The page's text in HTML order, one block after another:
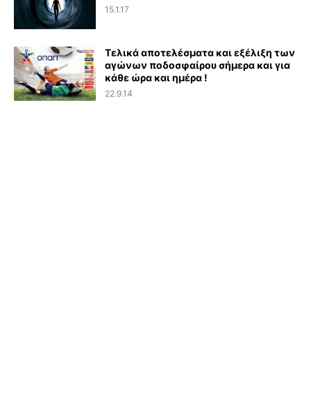
15.1.17
Τελικά αποτελέσματα και εξέλιξη των
αγώνων ποδοσφαίρου σήμερα και για
κάθε ώρα και ημέρα !
22.9.14